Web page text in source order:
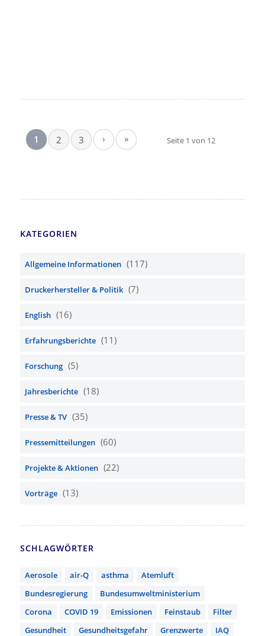
Seite 1 von 12
1 2 3 › »
KATEGORIEN
Allgemeine Informationen (117)
Druckerhersteller & Politik (7)
English (16)
Erfahrungsberichte (11)
Forschung (5)
Jahresberichte (18)
Presse & TV (35)
Pressemitteilungen (60)
Projekte & Aktionen (22)
Vorträge (13)
SCHLAGWÖRTER
Aerosole air-Q asthma
Atemluft
Bundesregierung
Bundesumweltministerium
Corona
COVID 19 Emissionen Feinstaub
Filter
Gesundheit
Gesundheitsgefahr Grenzwerte
IAQ